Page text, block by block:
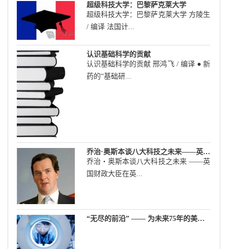
超级科技大学：巴黎萨克莱大学
超级科技大学：巴黎萨克莱大学 方陵生
/ 编译 法国计...
认识基础科学的贡献
认识基础科学的贡献 邢鸿飞 / 编译 ● 新
药的“基础研...
乔治·奥斯本谈八大科技之未来——英国财政大臣在英国皇家学会演讲摘要
乔治・奥斯本谈八大科技之未来 ――英
国财政大臣在英...
“无尽的前沿” —— 为未来75年的美国科学做规划